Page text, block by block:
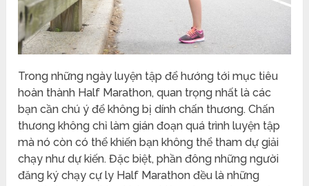
Trong những ngày luyện tập để hướng tới mục tiêu
hoàn thành Half Marathon, quan trọng nhất là các
bạn cần chú ý để không bị dính chấn thương. Chấn
thương không chỉ làm gián đoạn quá trình luyện tập
mà nó còn có thể khiến bạn không thể tham dự giải
chạy như dự kiến. Đặc biệt, phần đông những người
đăng ký chạy cự ly Half Marathon đều là những